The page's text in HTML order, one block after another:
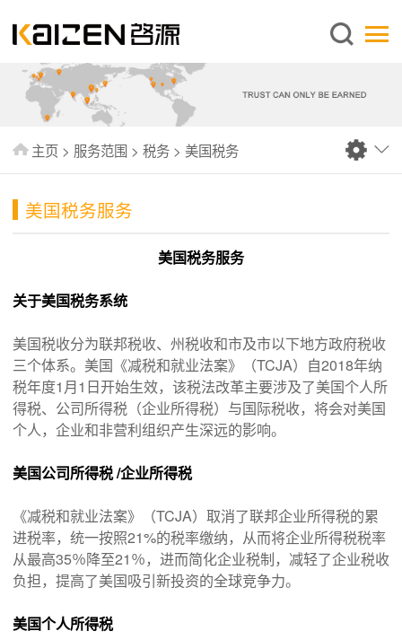
简体中文
关于启源
服务范围
新闻中心
常见问题
主页 > 服务范围 > 税务 > 美国税务
美国税务服务
美国税务服务
关于美国税务系统
美国税收分为联邦税收、州税收和市及市以下地方政府税收
三个体系。美国《减税和就业法案》（TCJA）自2018年纳
税年度1月1日开始生效，该税法改革主要涉及了美国个人所
得税、公司所得税（企业所得税）与国际税收，将会对美国
个人，企业和非营利组织产生深远的影响。
美国公司所得税 /企业所得税
《减税和就业法案》（TCJA）取消了联邦企业所得税的累
进税率，统一按照21%的税率缴纳，从而将企业所得税税率
从最高35％降至21％，进而简化企业税制，减轻了企业税收
负担，提高了美国吸引新投资的全球竞争力。
美国个人所得税